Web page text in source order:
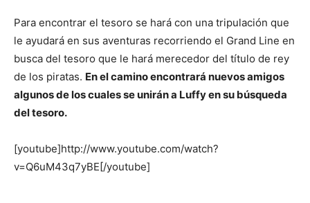
Para encontrar el tesoro se hará con una tripulación que
le ayudará en sus aventuras recorriendo el Grand Line en
busca del tesoro que le hará merecedor del título de rey
de los piratas. En el camino encontrará nuevos amigos
algunos de los cuales se unirán a Luffy en su búsqueda
del tesoro.
[youtube]http://www.youtube.com/watch?
v=Q6uM43q7yBE[/youtube]